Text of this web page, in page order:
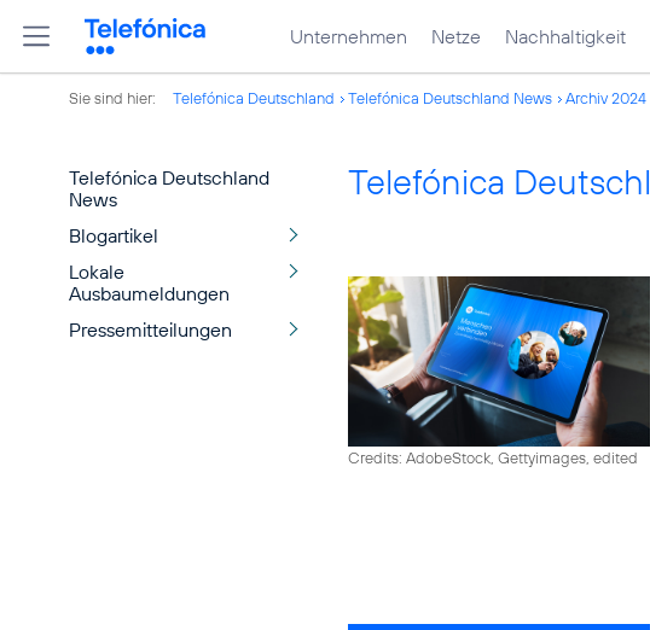
Unternehmen Netze Nachhaltigkeit
Sie sind hier: Telefónica Deutschland Telefónica Deutschland News Archiv 2024
Telefónica Deutschland
News
Blogartikel
Lokale
Ausbaumeldungen
Pressemitteilungen
Telefónica
Credits: AdobeStock, Gettyimages, edited